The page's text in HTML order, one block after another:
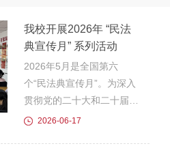
我校开展2026年 “民法
典宣传月” 系列活动
2026年5月是全国第六
个“民法典宣传月”。为深入
贯彻党的二十大和二十届历
次全会精神，学习宣传贯彻
2026-06-17